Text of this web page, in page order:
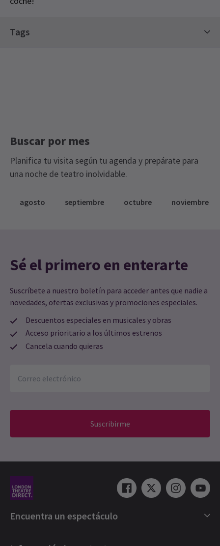
Por favor, ten en cuenta: el precio es por vehículo.
demás y te animamos a que lleves mascarilla. Los
baños se limpiarán entre usos. El sonido llegará
directamente a la radio de tu coche; ¡se dará
tu vehículo, puedes llevar tu propia radio portátil o
Tags
Buscar por mes
Planifica tu visita según tu agenda y prepárate para
una noche de teatro inolvidable.
agosto septiembre octubre noviembre
Sé el primero en enterarte
Suscríbete a nuestro boletín para acceder antes que nadie a
novedades, ofertas exclusivas y promociones especiales.
Descuentos especiales en musicales y obras
Acceso prioritario a los últimos estrenos
Cancela cuando quieras
Suscribirme
Encuentra un espectáculo